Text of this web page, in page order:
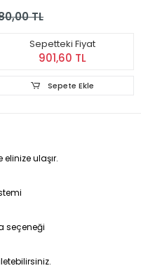
TL
Sepetteki Fiyat
901,60 TL
Sepete Ekle
ulaşır.
seçeneği